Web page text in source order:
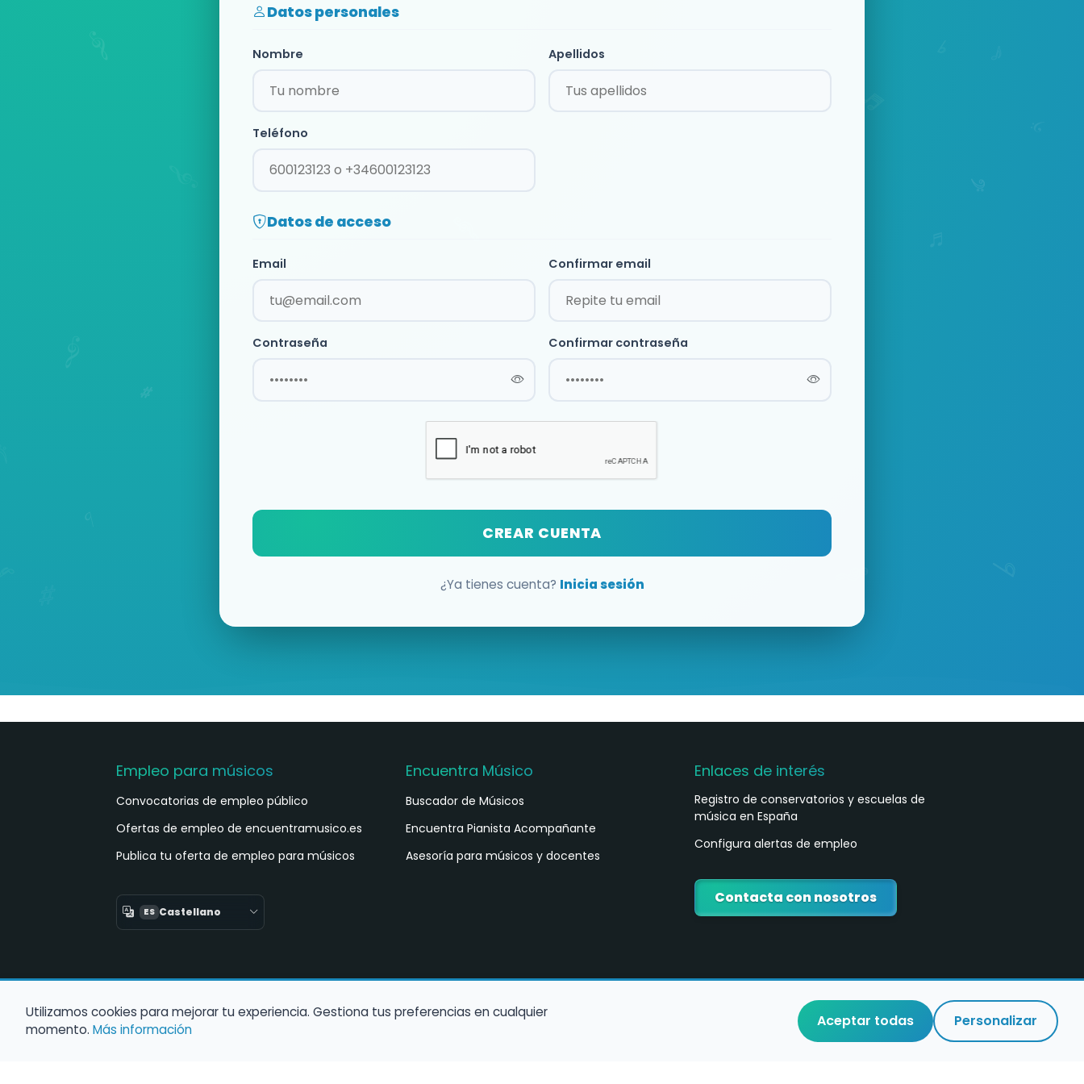
Datos personales
Nombre Apellidos
Teléfono
Datos de acceso
Email Confirmar email
Contraseña Confirmar contraseña
CREAR CUENTA
¿Ya tienes cuenta? Inicia sesión
Empleo para músicos
Convocatorias de empleo público
Ofertas de empleo de encuentramusico.es
Publica tu oferta de empleo para músicos
ES Castellano
Encuentra Músico
Buscador de Músicos
Encuentra Pianista Acompañante
Asesoría para músicos y docentes
Enlaces de interés
Registro de conservatorios y escuelas de
música en España
Configura alertas de empleo
Contacta con nosotros
Utilizamos cookies para mejorar tu experiencia. Gestiona tus preferencias en cualquier
momento. Más información Aceptar todas Personalizar